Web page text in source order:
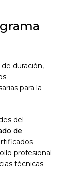
de duración,
para la
del
de
profesional
técnicas